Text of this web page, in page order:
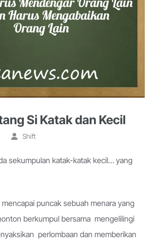
Si Katak dan Kecil
Shift
sekumpulan katak-katak kecil… yang
puncak sebuah menara yang
berkumpul bersama mengelilingi
perlombaan dan memberikan